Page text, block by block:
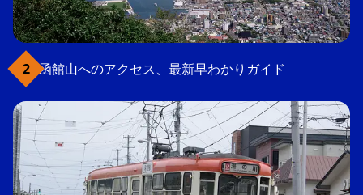
函館山へのアクセス、最新早わかりガイド